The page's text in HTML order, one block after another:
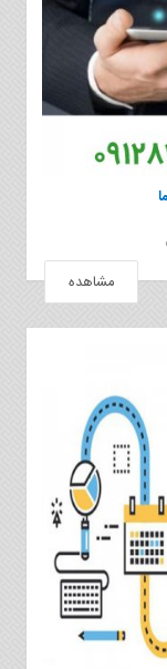
مشاهده